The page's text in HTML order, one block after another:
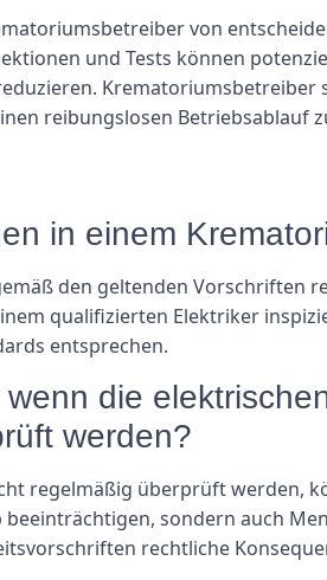
von
und Tests können
Krematoriumsbetreiber
reibungslosen Betriebsablauf
in einem
den geltenden Vorschriften
qualifizierten Elektriker
entsprechen.
die
werden?
regelmäßig überprüft werden,
sondern auch
rechtliche